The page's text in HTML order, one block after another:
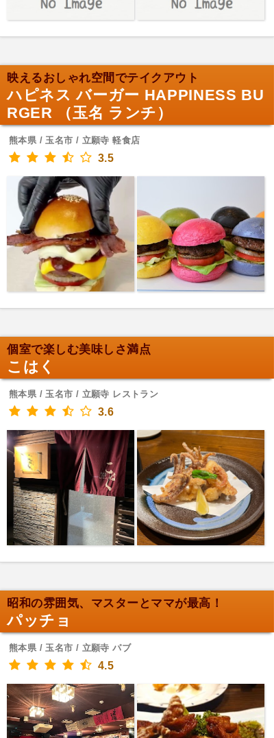
映えるおしゃれ空間でテイクアウト
ハピネス バーガー HAPPINESS BU
RGER （玉名 ランチ）
熊本県 / 玉名市 / 立願寺 軽食店
3.5
個室で楽しむ美味しさ満点
こはく
熊本県 / 玉名市 / 立願寺 レストラン
3.6
昭和の雰囲気、マスターとママが最高！
パッチョ
熊本県 / 玉名市 / 立願寺 パブ
4.5